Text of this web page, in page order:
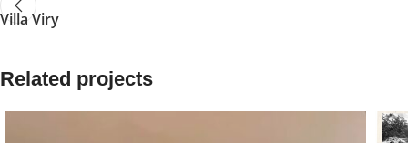
Villa Viry
Related projects